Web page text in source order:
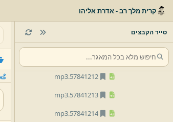
קרית מלך רב - אדרת אליהו
סייר הקבצים
57841207.
mp3
57841209.
57841212.
mp3
57841213.
mp3
57841214.
mp3